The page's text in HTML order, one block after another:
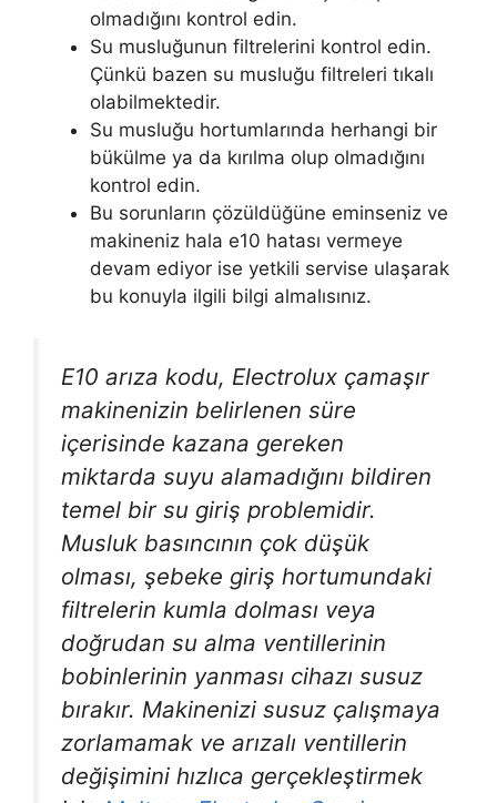
olmadığını kontrol edin.
Su musluğunun filtrelerini kontrol edin.
Çünkü bazen su musluğu filtreleri tıkalı
olabilmektedir.
Su musluğu hortumlarında herhangi bir
bükülme ya da kırılma olup olmadığını
kontrol edin.
Bu sorunların çözüldüğüne eminseniz ve
makineniz hala e10 hatası vermeye
devam ediyor ise yetkili servise ulaşarak
bu konuyla ilgili bilgi almalısınız.
E10 arıza kodu, Electrolux çamaşır
makinenizin belirlenen süre
içerisinde kazana gereken
miktarda suyu alamadığını bildiren
temel bir su giriş problemidir.
Musluk basıncının çok düşük
olması, şebeke giriş hortumundaki
filtrelerin kumla dolması veya
doğrudan su alma ventillerinin
bobinlerinin yanması cihazı susuz
bırakır. Makinenizi susuz çalışmaya
zorlamamak ve arızalı ventillerin
değişimini hızlıca gerçekleştirmek